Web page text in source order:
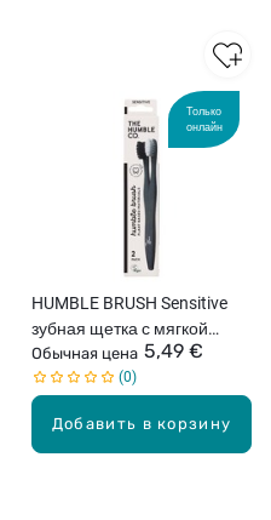
Только
онлайн
Добавить в корзину
HUMBLE BRUSH Sensitive
зубная щетка с мягкой
щетиной, 2шт.
Обычная цена 5,49 €
0